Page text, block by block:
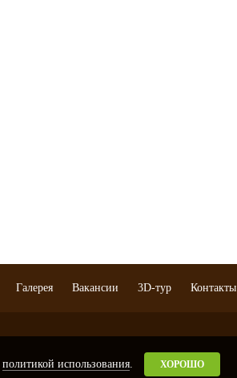
Галерея Вакансии 3D-тур Контакты
политикой использования. ХОРОШО